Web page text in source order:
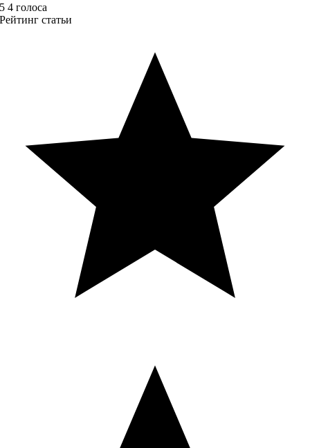
5 4 голоса
Рейтинг статьи